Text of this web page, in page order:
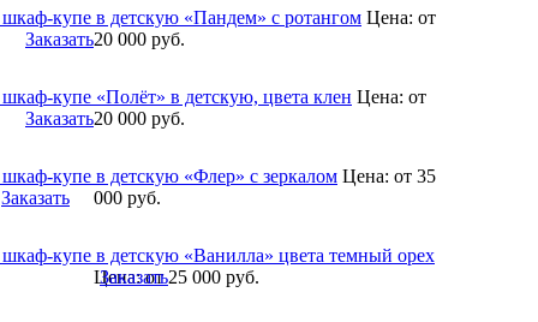
купе в детскую «Пандем» с ротангом Цена: от
20 000руб.
Заказать
купе «Полёт» в детскую, цвета клен Цена: от
20 000руб.
Заказать
купе в детскую «Флер» с зеркалом Цена: от 35
000руб.
Заказать
купе в детскую «Ванилла» цвета темный орех
Цена:от 25 000руб.
Заказать